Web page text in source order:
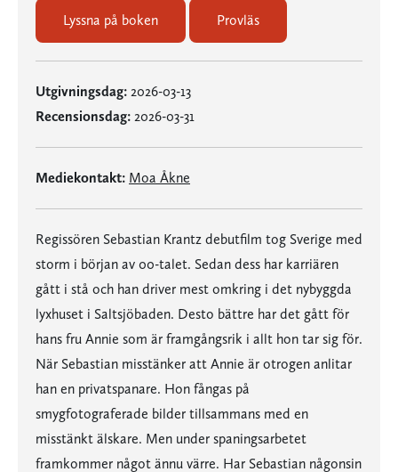
Lyssna på boken Provläs
Utgivningsdag: 2026-03-13
Recensionsdag: 2026-03-31
Mediekontakt: Moa Åkne
Regissören Sebastian Krantz debutfilm tog Sverige med
storm i början av 00-talet. Sedan dess har karriären
gått i stå och han driver mest omkring i det nybyggda
lyxhuset i Saltsjöbaden. Desto bättre har det gått för
hans fru Annie som är framgångsrik i allt hon tar sig för.
När Sebastian misstänker att Annie är otrogen anlitar
han en privatspanare. Hon fångas på
smygfotograferade bilder tillsammans med en
misstänkt älskare. Men under spaningsarbetet
framkommer något ännu värre. Har Sebastian någonsin